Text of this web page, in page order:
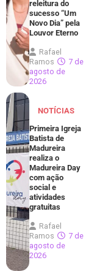
releitura do
sucesso “Um
Novo Dia” pela
Louvor Eterno
Rafael
Ramos
7 de
agosto de
2026
NOTÍCIAS
Primeira Igreja
Batista de
Madureira
realiza o
Madureira Day
com ação
social e
atividades
gratuitas
Rafael
Ramos
7 de
agosto de
2026